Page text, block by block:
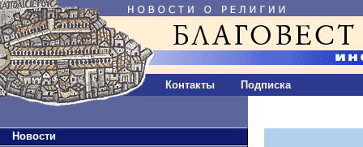
Контакты Подписка
Новости